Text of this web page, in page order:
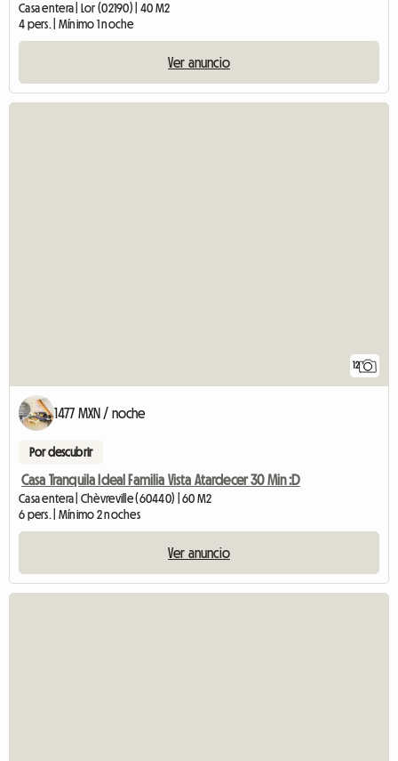
Casa entera | Lor (02190) | 40 M2
4 pers. | Mínimo 1 noche
Ver anuncio
12
1477 MXN / noche
Por descubrir
Casa Tranquila Ideal Familia Vista Atardecer 30 Min :D
Casa entera | Chèvreville (60440) | 60 M2
6 pers. | Mínimo 2 noches
Ver anuncio